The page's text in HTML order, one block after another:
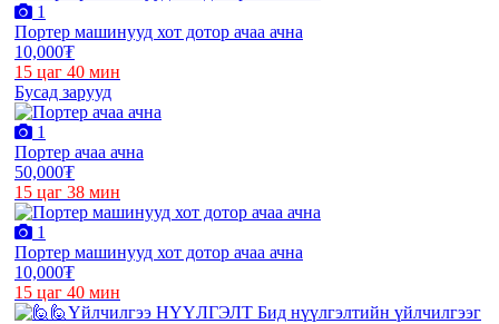
1
Портер машинууд хот дотор ачаа ачна
10,000₮
15 цаг 40 мин
Бусад зарууд
1
Портер ачаа ачна
50,000₮
15 цаг 38 мин
1
Портер машинууд хот дотор ачаа ачна
10,000₮
15 цаг 40 мин